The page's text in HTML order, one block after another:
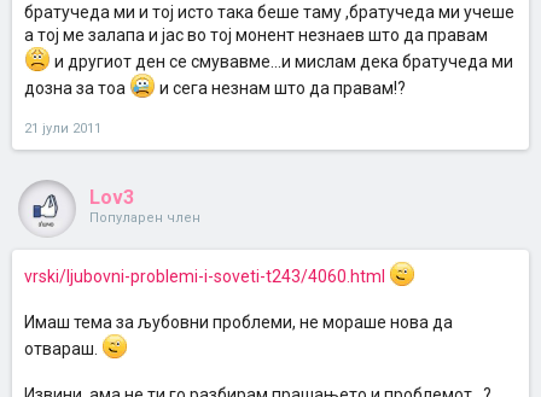
братучеда ми и тој исто така беше таму ,братучеда ми учеше
а тој ме залапа и јас во тој монент незнаев што да правам
и другиот ден се смувавме...и мислам дека братучеда ми
дозна за тоа
и сега незнам што да правам!?
21 јули 2011
Lov3
Популарен член
vrski/ljubovni-problemi-i-soveti-t243/4060.html
Имаш тема за љубовни проблеми, не мораше нова да
отвараш.